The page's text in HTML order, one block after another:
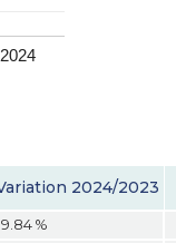
2024
2024/2023
9.84 %